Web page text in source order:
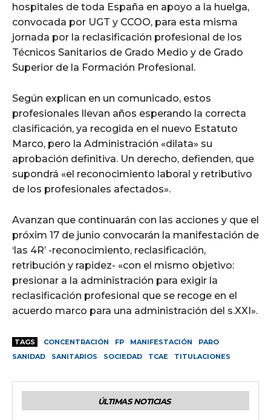
hospitales de toda España en apoyo a la huelga,
convocada por UGT y CCOO, para esta misma
jornada por la reclasificación profesional de los
Técnicos Sanitarios de Grado Medio y de Grado
Superior de la Formación Profesional.
Según explican en un comunicado, estos
profesionales llevan años esperando la correcta
clasificación, ya recogida en el nuevo Estatuto
Marco, pero la Administración «dilata» su
aprobación definitiva. Un derecho, defienden, que
supondrá «el reconocimiento laboral y retributivo
de los profesionales afectados».
Avanzan que continuarán con las acciones y que el
próxim 17 de junio convocarán la manifestación de
‘las 4R’ -reconocimiento, reclasificación,
retribución y rapidez- «con el mismo objetivo:
presionar a la administración para exigir la
reclasificación profesional que se recoge en el
acuerdo marco para una administración del s.XXI».
TAGS CONCENTRACIÓN FP MANIFESTACIÓN
PARO
SANIDAD
SANITARIOS SOCIEDAD TCAE TITULACIONES
ÚLTIMAS NOTICIAS